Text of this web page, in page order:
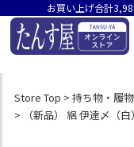
お買い上げ合計
Store Top 持ち物・履
（新品） 絽 伊達〆（